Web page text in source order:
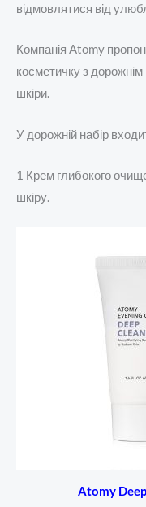
відмовлятися від
Компанія Atomy
косметичку з
шкіри.
У дорожній набір
1 Крем глибокого
шкіру.
Atomy